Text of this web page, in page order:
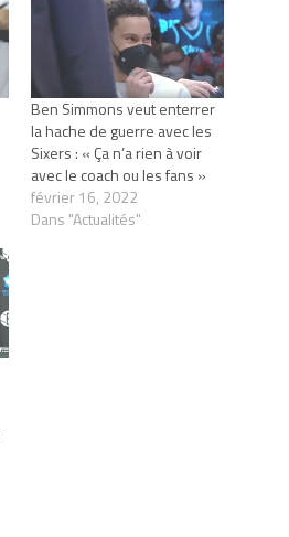
Ben Simmons veut enterrer
la hache de guerre avec les
Sixers : « Ça n’a rien à voir
avec le coach ou les fans »
février 16, 2022
Dans "Actualités"